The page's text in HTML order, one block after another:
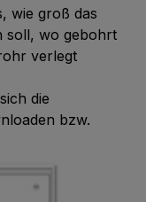
wie groß das
soll, wo gebohrt
verlegt
die
bzw.